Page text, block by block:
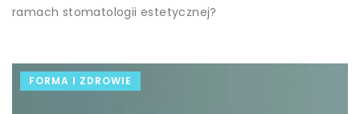
ramach stomatologii estetycznej?
FORMA I ZDROWIE